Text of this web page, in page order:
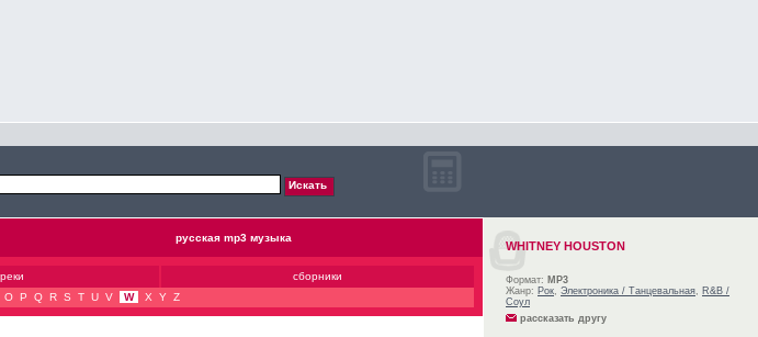
русская mp3 музыка
сборники
O P Q R S T U V W X Y Z
WHITNEY HOUSTON
Формат: MP3
Жанр: Рок, Электроника / Танцевальная, R&B /
Соул
рассказать другу